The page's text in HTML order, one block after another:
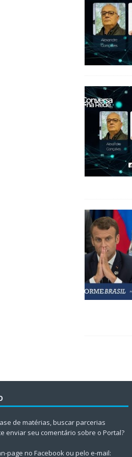
de matérias, buscar parcerias
enviar seu comentário sobre o Portal?
page no Facebook ou pelo e-mail: